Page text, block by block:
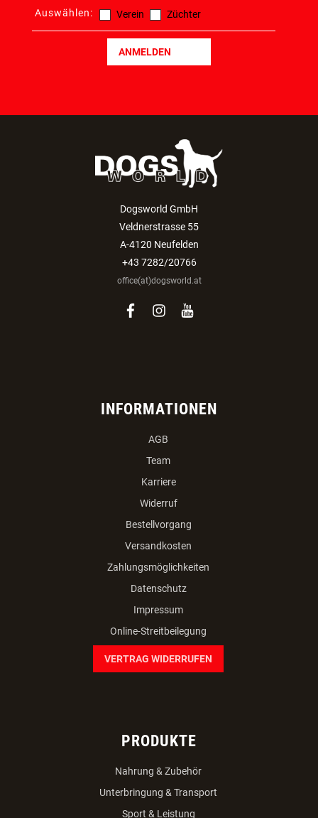
Auswählen: Verein Züchter
ANMELDEN
Dogsworld GmbH
Veldnerstrasse 55
A-4120 Neufelden
+43 7282/20766
office(at)dogsworld.at
facebook
instagram
youtube
INFORMATIONEN
AGB
Team
Karriere
Widerruf
Bestellvorgang
Versandkosten
Zahlungsmöglichkeiten
Datenschutz
Impressum
Online-Streitbeilegung
VERTRAG WIDERRUFEN
PRODUKTE
Nahrung & Zubehör
Unterbringung & Transport
Sport & Leistung